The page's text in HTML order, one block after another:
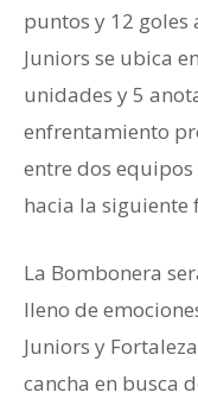
puntos y 12 goles
Juniors se ubica
unidades y 5
enfrentamiento
entre dos
hacia la siguiente
La Bombonera
lleno de
Juniors y
cancha en busca